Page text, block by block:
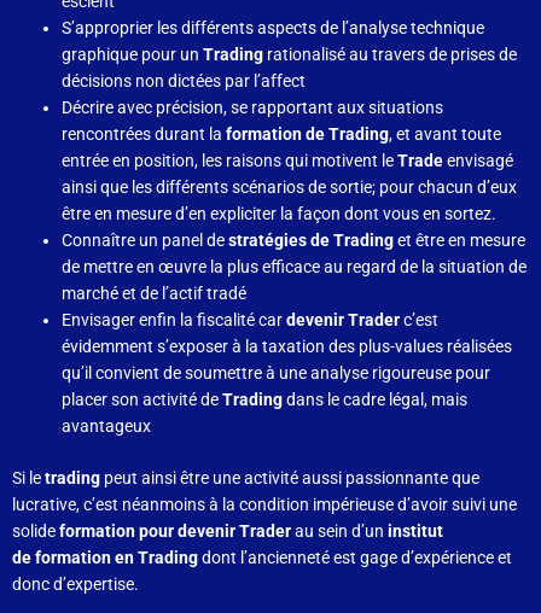
S’approprier les différents aspects de l’analyse technique
graphique pour unTrading rationalisé au travers de prises de
décisions non dictées par l’affect
Décrire avec précision, se rapportant aux situations
rencontrées durant laformation de Trading, et avant toute
entrée en position, les raisons qui motivent leTradeenvisagé
ainsi que les différents scénarios de sortie; pour chacun d’eux
être en mesure d’en expliciter la façon dont vous en sortez.
Connaître un panel destratégies de Tradinget être en mesure
de mettre en œuvre la plus efficace au regard de la situation de
marché et de l’actif tradé
Envisager enfin la fiscalité cardevenir Traderc’est
évidemment s’exposer à la taxation des plus-values réalisées
qu’il convient de soumettre à une analyse rigoureuse pour
placer son activité deTradingdans le cadre légal, mais
avantageux
Si letrading peut ainsi être une activité aussi passionnante que
lucrative, c’est néanmoins à la condition impérieuse d’avoir suivi une
solideformation pour devenir Traderau sein d’un institut
de formation en Tradingdont l’ancienneté est gage d’expérience et
donc d’expertise.